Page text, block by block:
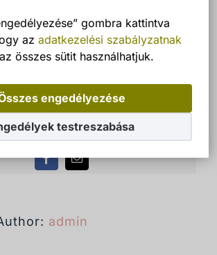
gombra kattintva
az adatkezelési szabályzatnak
összes sütit használhatjuk.
engedélyezése
testreszabása
megosztása facebook és
email
FacebookEmail:
admin